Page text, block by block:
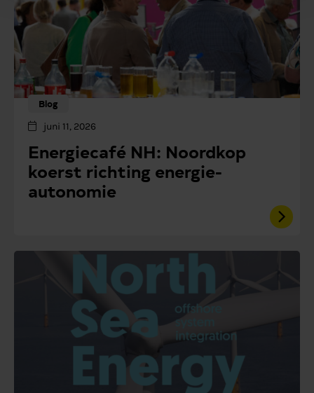
Blog
juni 11, 2026
Energiecafé NH: Noordkop
koerst richting energie-
autonomie